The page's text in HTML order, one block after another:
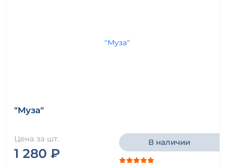
"Муза"
Цена за шт.
1 280 ₽
В наличии